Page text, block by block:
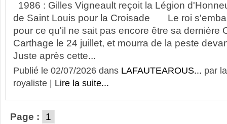
1986 : Gilles Vigneault reçoit la Légion
de Saint Louis pour la Croisade Le roi
pour ce qu'il ne sait pas encore être sa dernière
Carthage le 24 juillet, et mourra de la peste
Juste après cette...
Publié le 02/07/2026 dans LAFAUTEAROUS... par
royaliste | Lire la suite...
Page : 1